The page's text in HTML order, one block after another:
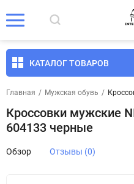
КАТАЛОГ ТОВАРОВ
Главная / Мужская обувь /
Кроссовки мужские
604133 черные
Обзор Отзывы (0)